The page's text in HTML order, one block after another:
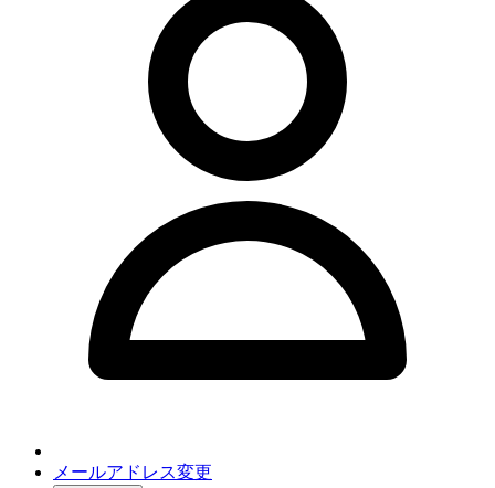
メールアドレス変更